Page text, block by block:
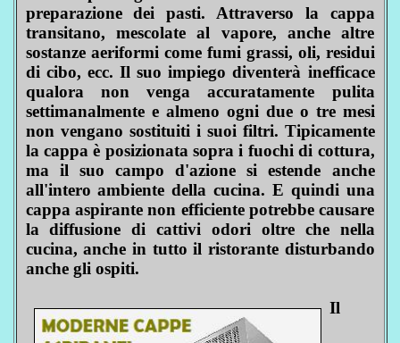
preparazione dei pasti. Attraverso la cappa
transitano, mescolate al vapore, anche altre
sostanze aeriformi come fumi grassi, oli, residui
di cibo, ecc. Il suo impiego diventerà inefficace
qualora non venga accuratamente pulita
settimanalmente e almeno ogni due o tre mesi
non vengano sostituiti i suoi filtri. Tipicamente
la cappa è posizionata sopra i fuochi di cottura,
ma il suo campo d'azione si estende anche
all'intero ambiente della cucina. E quindi una
cappa aspirante non efficiente potrebbe causare
la diffusione di cattivi odori oltre che nella
cucina, anche in tutto il ristorante disturbando
anche gli ospiti.
Il